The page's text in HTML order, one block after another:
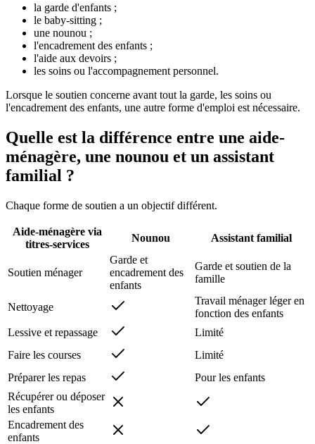
la garde d'enfants ;
le baby-sitting ;
une nounou ;
l'encadrement des enfants ;
l'aide aux devoirs ;
les soins ou l'accompagnement personnel.
Lorsque le soutien concerne avant tout la garde, les soins ou
l'encadrement des enfants, une autre forme d'emploi est nécessaire.
Quelle est la différence entre une aide-
ménagère, une nounou et un assistant
familial ?
Chaque forme de soutien a un objectif différent.
Aide-ménagère via
titres-services
Nounou Assistant familial
Soutien ménager
Garde et
encadrement des
enfants
Garde et soutien de la
famille
Nettoyage
Travail ménager léger en
fonction des enfants
Lessive et repassage
Limité
Faire les courses
Limité
Préparer les repas
Pour les enfants
Récupérer ou déposer
les enfants
Encadrement des
enfants